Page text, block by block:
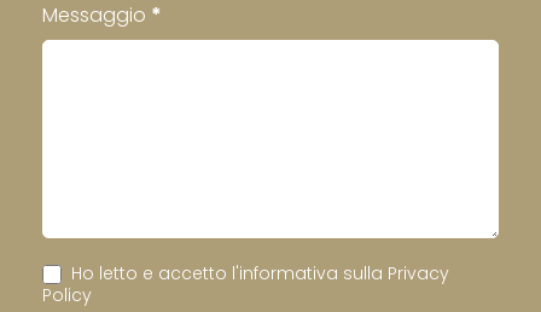
Messaggio *
Ho letto e accetto l'informativa sulla Privacy
Policy